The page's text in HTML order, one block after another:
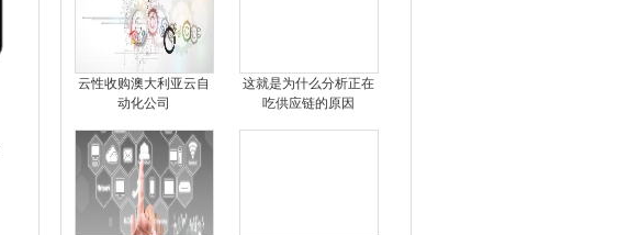
云性收购澳大利亚云自
动化公司
这就是为什么分析正在
吃供应链的原因